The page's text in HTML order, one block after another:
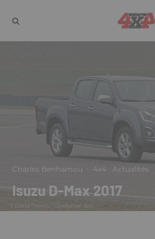
Charles Benhamou · 4x4 Actualités
Isuzu D-Max 2017